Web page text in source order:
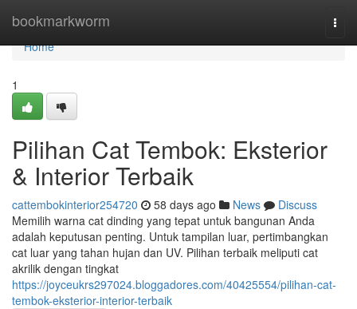
bookmarkworm
Home
Home
1
Pilihan Cat Tembok: Eksterior
& Interior Terbaik
cattembokinterior254720 58 days ago News
Discuss
Memilih warna cat dinding yang tepat untuk bangunan Anda
adalah keputusan penting. Untuk tampilan luar, pertimbangkan
cat luar yang tahan hujan dan UV. Pilihan terbaik meliputi cat
akrilik dengan tingkat
https://joyceukrs297024.bloggadores.com/40425554/pilihan-cat-
tembok-eksterior-interior-terbaik